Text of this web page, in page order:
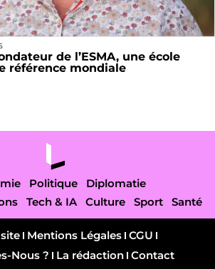
de l’ESMA, une école
référence mondiale
Politique
Diplomatie
Tech & IA Culture Sport Santé
Mentions Légales CGU
Nous ?
La rédaction Contact